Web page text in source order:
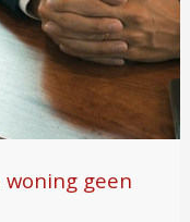
geen